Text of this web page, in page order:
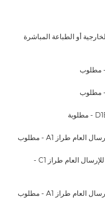
أو الطباعة المباشرة
الملحق - مجموعة توقيع المستخدم الرقمية للإرسال العام طراز C1 -